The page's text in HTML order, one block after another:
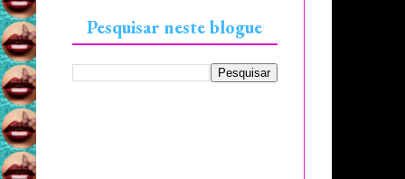
Pesquisar neste blogue